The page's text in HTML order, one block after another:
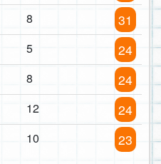
8 31
5 24
8 24
12 24
10 23